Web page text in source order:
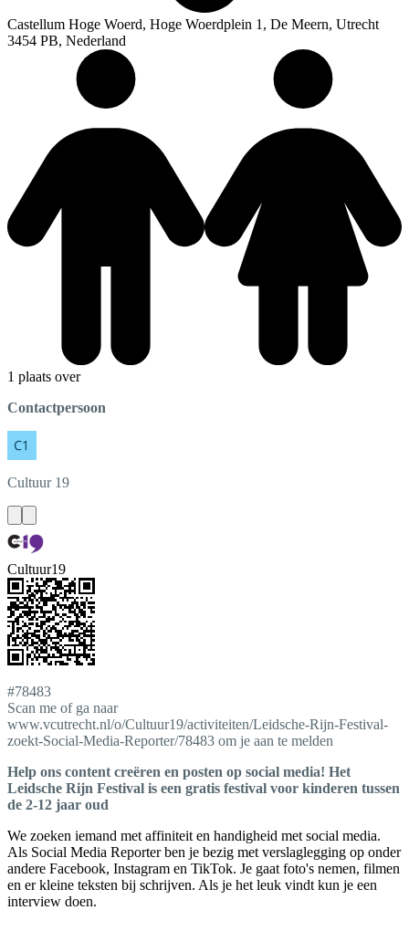
Castellum Hoge Woerd, Hoge Woerdplein 1, De Meern, Utrecht
3454 PB, Nederland
1 plaats over
Contactpersoon
Cultuur 19
Cultuur19
#78483
Scan me of ga naar
www.vcutrecht.nl/o/Cultuur19/activiteiten/Leidsche-Rijn-Festival-
zoekt-Social-Media-Reporter/78483 om je aan te melden
Help ons content creëren en posten op social media! Het
Leidsche Rijn Festival is een gratis festival voor kinderen tussen
de 2-12 jaar oud
We zoeken iemand met affiniteit en handigheid met social media.
Als Social Media Reporter ben je bezig met verslaglegging op onder
andere Facebook, Instagram en TikTok. Je gaat foto's nemen, filmen
en er kleine teksten bij schrijven. Als je het leuk vindt kun je een
interview doen.